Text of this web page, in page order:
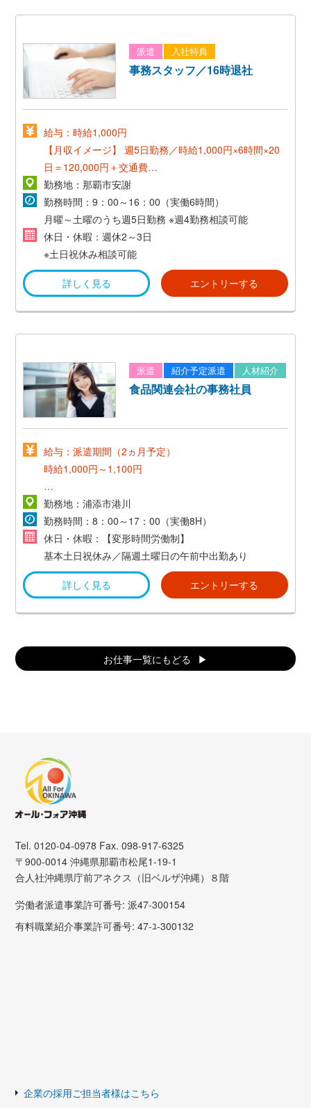
派遣 入社特典
事務スタッフ／16時退社
給与：時給1,000円
【月収イメージ】 週5日勤務／時給1,000円×6時間×20
日＝120,000円＋交通費
週4日勤務／時給1,000円×6時間×20日＝96,000円＋交
通費
勤務地：那覇市安謝
勤務時間：9：00～16：00（実働6時間）
月曜～土曜のうち週5日勤務 ※週4勤務相談可能
休日・休暇：週休2～3日
※土日祝休み相談可能
詳しく見る エントリーする
派遣 紹介予定派遣 人材紹介
食品関連会社の事務社員
給与：派遣期間（2ヵ月予定）
時給1,000円～1,100円
【正社員】
月給制／160,000円～
勤務地：浦添市港川
勤務時間：8：00～17：00（実働8H）
休日・休暇：【変形時間労働制】
基本土日祝休み／隔週土曜日の午前中出勤あり
詳しく見る エントリーする
お仕事一覧にもどる
Tel. 0120-04-0978 Fax. 098-917-6325
〒900-0014 沖縄県那覇市松尾1-19-1
合人社沖縄県庁前アネクス（旧ベルザ沖縄）８階
労働者派遣事業許可番号: 派47-300154
有料職業紹介事業許可番号: 47-ﾕ-300132
企業の採用ご担当者様はこちら